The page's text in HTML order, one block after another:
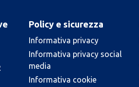
Policy e sicurezza
Informativa privacy
Informativa privacy social
media
Informativa cookie